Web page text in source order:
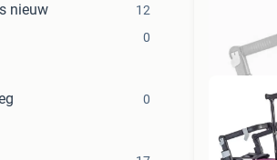
nieuw 12
0
0